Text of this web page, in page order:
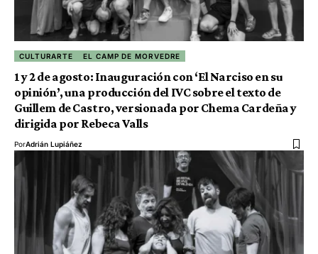
CULTURARTE EL CAMP DE MORVEDRE
1 y 2 de agosto: Inauguración con ‘El Narciso en su
opinión’, una producción del IVC sobre el texto de
Guillem de Castro, versionada por Chema Cardeña y
dirigida por Rebeca Valls
PorAdrián Lupiáñez